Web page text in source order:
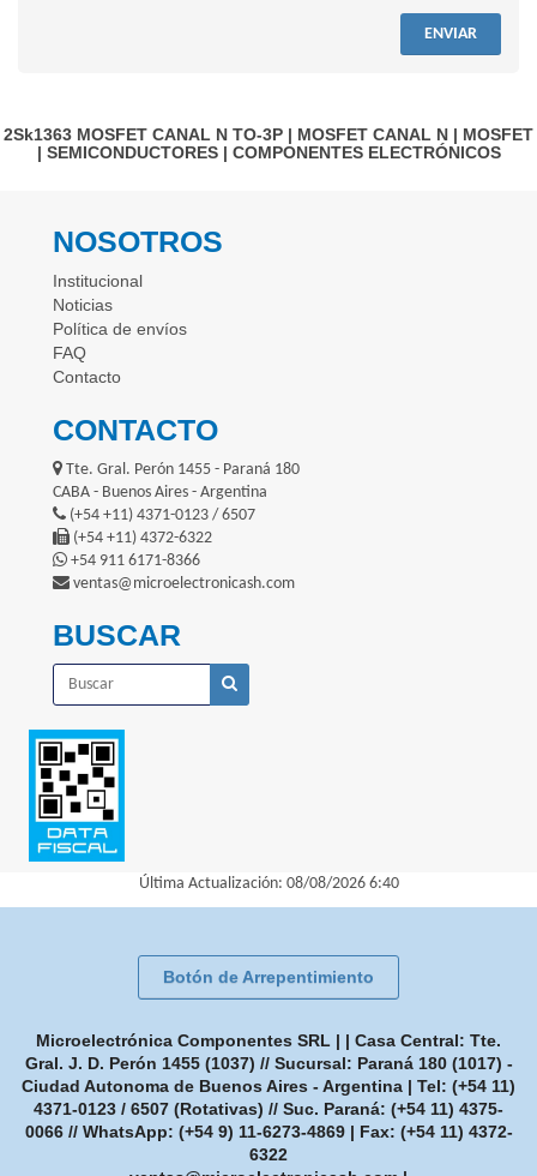
ENVIAR
2Sk1363 MOSFET CANAL N TO-3P | MOSFET CANAL N | MOSFET
| SEMICONDUCTORES| COMPONENTES ELECTRÓNICOS
NOSOTROS
Institucional
Noticias
Política de envíos
FAQ
Contacto
CONTACTO
Tte. Gral. Perón 1455 - Paraná 180
CABA - Buenos Aires - Argentina
(+54 +11) 4371-0123 / 6507
(+54 +11) 4372-6322
+54 911 6171-8366
ventas@microelectronicash.com
BUSCAR
Última Actualización: 08/08/2026 6:40
Botón de Arrepentimiento
Microelectrónica Componentes SRL | | Casa Central: Tte.
Gral. J. D. Perón 1455 (1037) // Sucursal: Paraná 180 (1017) -
Ciudad Autonoma de Buenos Aires - Argentina | Tel: (+54 11)
4371-0123 / 6507 (Rotativas) // Suc. Paraná: (+54 11) 4375-
0066 // WhatsApp: (+54 9) 11-6273-4869| Fax: (+54 11) 4372-
6322